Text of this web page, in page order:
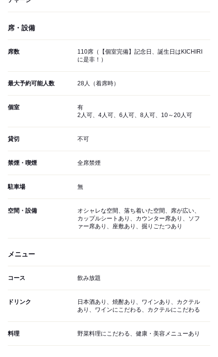
席・設備
席数
110席（【個室完備】記念日、誕生日はKICHIRI
に是非！）
最大予約可能人数 28人（着席時）
個室
有
2人可、4人可、6人可、8人可、10～20人可
貸切 不可
禁煙・喫煙 全席禁煙
駐車場 無
空間・設備
オシャレな空間、落ち着いた空間、席が広い、
カップルシートあり、カウンター席あり、ソフ
ァー席あり、座敷あり、掘りごたつあり
メニュー
コース 飲み放題
ドリンク
日本酒あり、焼酎あり、ワインあり、カクテル
あり、ワインにこだわる、カクテルにこだわる
料理 野菜料理にこだわる、健康・美容メニューあり